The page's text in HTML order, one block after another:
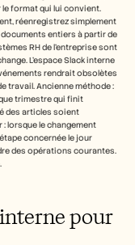
format qui lui convient.
réenregistrez simplement
entiers à partir de
RH de l'entreprise sont
L'espace Slack interne
rendrait obsolètes
travail. Ancienne méthode :
trimestre qui finit
des articles soient
lorsque le changement
concernée le jour
des opérations courantes.
pour